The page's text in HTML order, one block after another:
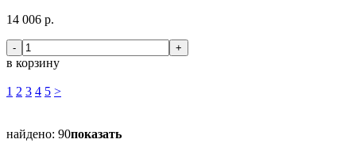
14 006 р.
- +
в корзину
1 2 3 4 5 >
найдено: 90показать